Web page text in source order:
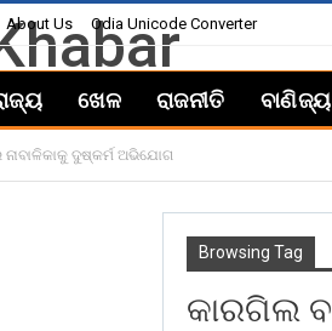
About Us Odia Unicode Converter
ଖେଳ ରାଜନୀତି ବାଣିଜ୍ୟ
ଦୁଷ୍କର୍ମ ଅଭିଯୋଗ
Browsing Tag
କାରଗିଲ